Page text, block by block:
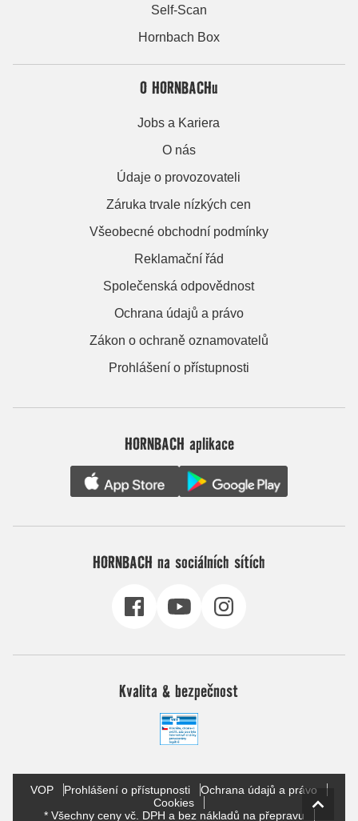
Self-Scan
Hornbach Box
O HORNBACHu
Jobs a Kariera
O nás
Údaje o provozovateli
Záruka trvale nízkých cen
Všeobecné obchodní podmínky
Reklamační řád
Společenská odpovědnost
Ochrana údajů a právo
Zákon o ochraně oznamovatelů
Prohlášení o přístupnosti
HORNBACH aplikace
HORNBACH na sociálních sítích
Kvalita & bezpečnost
VOP Prohlášení o přístupnosti
Ochrana údajů a právo
Cookies
* Všechny ceny vč. DPH a bez nákladů na přepravu